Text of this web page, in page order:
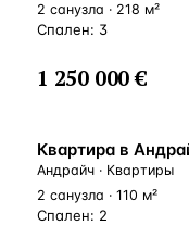
2 санузла · 218 м²
Спален: 3
1 250 000 €
ВНЖ
Квартира в
Андрайч · Квартиры
2 санузла · 110 м²
Спален: 2